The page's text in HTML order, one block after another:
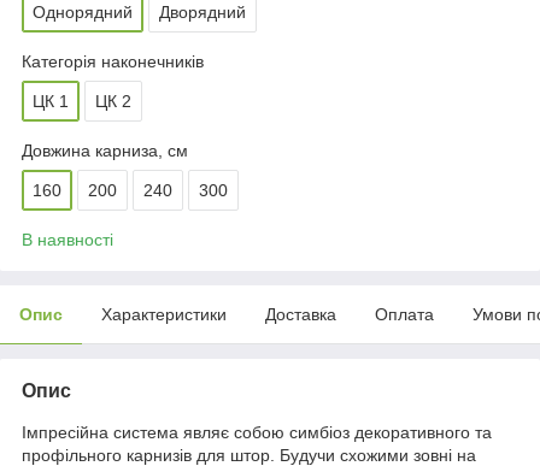
Однорядний Дворядний
Категорія наконечників
ЦК 1 ЦК 2
Довжина карниза, см
160 200 240 300
В наявності
Опис Характеристики Доставка Оплата Умови
Опис
Імпресійна система являє собою симбіоз декоративного та
профільного карнизів для штор. Будучи схожими зовні на